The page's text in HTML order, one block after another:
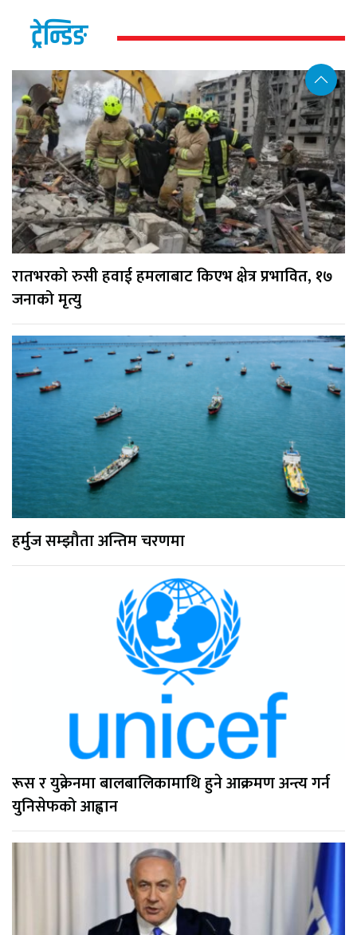
ट्रेन्डिङ
रातभरको रुसी हवाई हमलाबाट किएभ क्षेत्र प्रभावित, १७
जनाको मृत्यु
हर्मुज सम्झौता अन्तिम चरणमा
रूस र युक्रेनमा बालबालिकामाथि हुने आक्रमण अन्त्य गर्न
युनिसेफको आह्वान